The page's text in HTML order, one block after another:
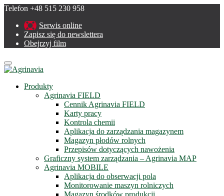
Telefon +48 515 230 958
Serwis online
Zapisz się do newslettera
Obejrzyj film
Menu
Produkty
Agrinavia FIELD
Cennik Agrinavia FIELD
Karty pracy
Kontrola chemii
Aplikacja do zarządzania magazynem
Magazyn płodów rolnych
Przepisów dotyczących nawożenia
Graficzny system zarządzania – Agrinavia MAP
Agrinavia MOBILE
Aplikacja do obserwacji pola
Monitorowanie maszyn rolniczych
Magazyn środków produkcji